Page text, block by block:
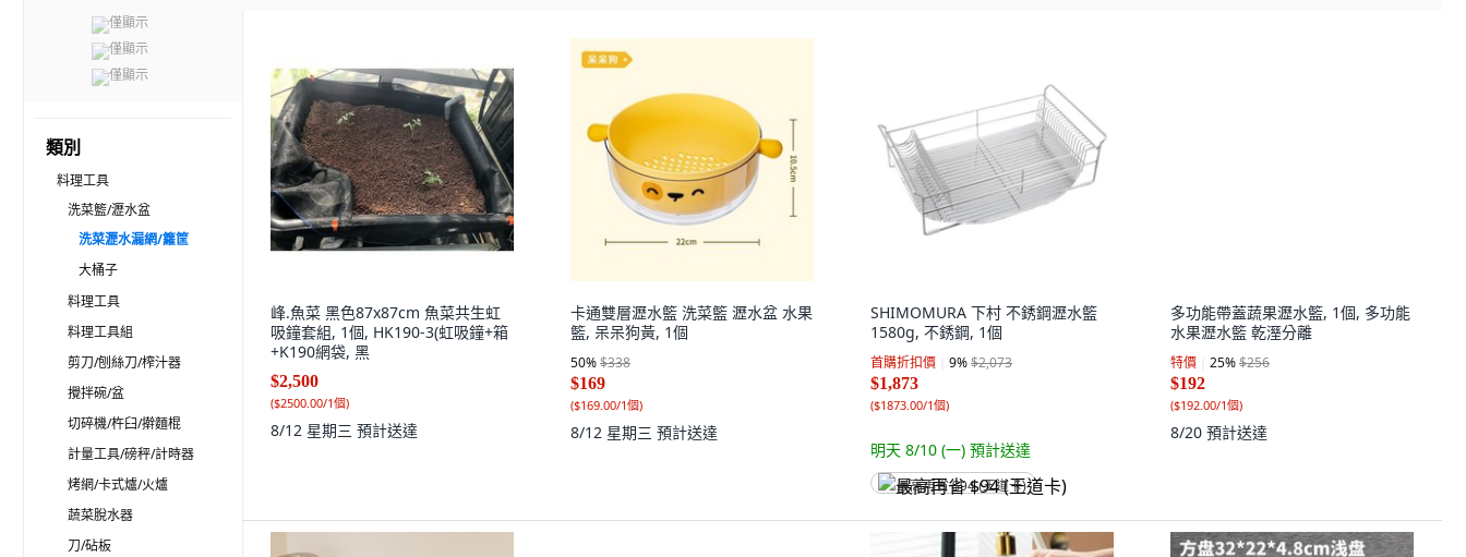
僅顯示
僅顯示
僅顯示
類別
料理工具
洗菜籃/瀝水盆
洗菜瀝水漏網/籮筐
大桶子
料理工具
料理工具組
剪刀/刨絲刀/榨汁器
攪拌碗/盆
切碎機/杵臼/擀麵棍
計量工具/磅秤/計時器
烤網/卡式爐/火爐
蔬菜脫水器
刀/砧板
峰.魚菜 黑色87x87cm 魚菜共生虹
吸鐘套組, 1個, HK190-3(虹吸鐘+箱
+K190網袋, 黑
$2,500
($2500.00/1個)
8/12 星期三 預計送達
卡通雙層瀝水籃 洗菜籃 瀝水盆 水果
籃, 呆呆狗黃, 1個
50%$338
$169
($169.00/1個)
8/12 星期三 預計送達
SHIMOMURA 下村 不銹鋼瀝水籃
1580g, 不銹鋼, 1個
首購折扣價 9%$2,073
$1,873
($1873.00/1個)
明天 8/10 (一) 預計送達
最高再省 $94 (王道卡)